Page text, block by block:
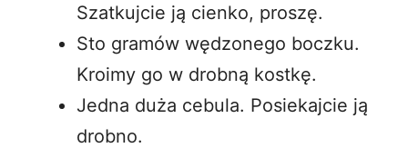
Szatkujcie ją cienko, proszę.
Sto gramów wędzonego boczku.
Kroimy go w drobną kostkę.
Jedna duża cebula. Posiekajcie ją
drobno.